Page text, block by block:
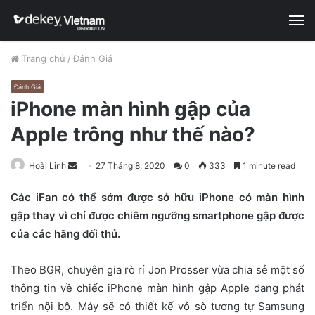
Trang chủ / Đánh Giá
Đánh Giá
iPhone màn hình gập của
Apple trông như thế nào?
Hoài Linh
n
d
a
e
m
a
27 Tháng 8, 2020 0 333 1 minute read
Các iFan có thể sớm được sở hữu iPhone có màn hình
gập thay vì chỉ được chiêm ngưỡng smartphone gập được
của các hãng đối thủ.
Theo BGR, chuyên gia rò rỉ Jon Prosser vừa chia sẻ một số
thông tin về chiếc iPhone màn hình gập Apple đang phát
triển nội bộ. Máy sẽ có thiết kế vỏ sò tương tự Samsung